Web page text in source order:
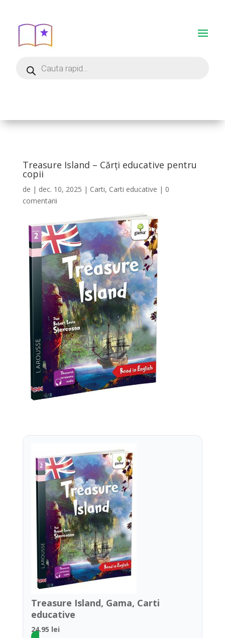
Treasure Island – Cărți educative pentru
copii
de | dec. 10, 2025 | Carti, Carti educative | 0
comentarii
Treasure Island, Gama, Carti
educative
24.95 lei